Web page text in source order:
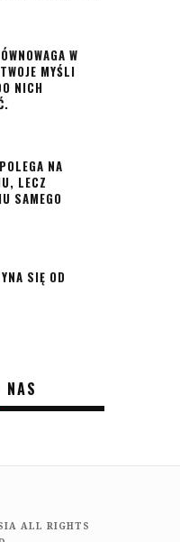
W
MYŚLI
NICH
NA
LECZ
SAMEGO
SIĘ OD
NAS
ALL RIGHTS